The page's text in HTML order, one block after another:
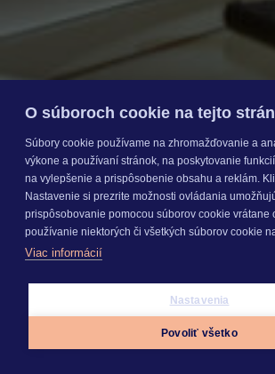
16. 07. 2026
5 min. čítania
Krok k digitalizácii:
meníme
O súboroch cookie na tejto
Súbory cookie používame na zhromažďovanie a
výkone a používaní stránok, na poskytovanie
na vylepšenie a prispôsobenie obsahu a reklám.
Nastavenie si prezrite možnosti ovládania
prispôsobovanie pomocou súborov cookie vrátane
používanie niektorých či všetkých súborov cookie
Viac informácií
Nastavenia
Povoliť všetko